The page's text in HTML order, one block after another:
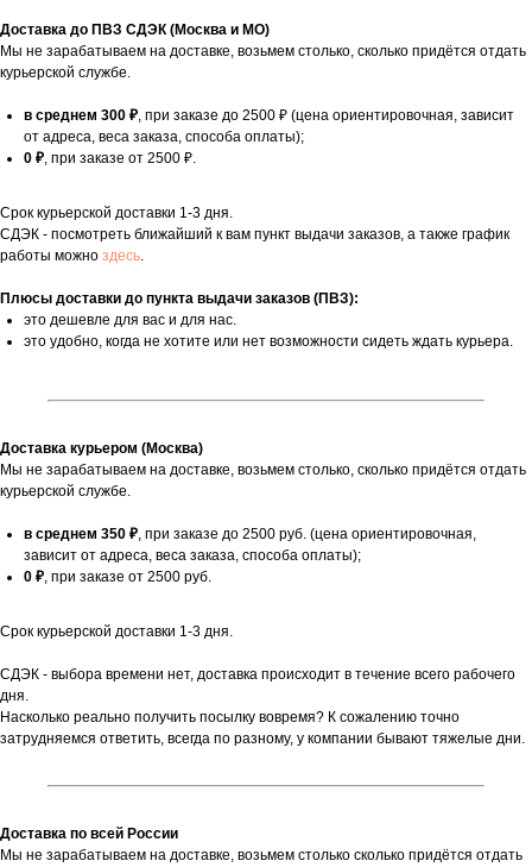
Доставка до ПВЗ СДЭК (Москва и МО)
Мы не зарабатываем на доставке, возьмем столько, сколько придётся отдать
курьерской службе.
в среднем 300 ₽, при заказе до 2500 ₽ (цена ориентировочная, зависит
от адреса, веса заказа, способа оплаты);
0 ₽, при заказе от 2500 ₽.
Срок курьерской доставки 1-3 дня.
СДЭК - посмотреть ближайший к вам пункт выдачи заказов, а также график
работы можно здесь.
Плюсы доставки до пункта выдачи заказов (ПВЗ):
это дешевле для вас и для нас.
это удобно, когда не хотите или нет возможности сидеть ждать курьера.
Доставка курьером (Москва)
Мы не зарабатываем на доставке, возьмем столько, сколько придётся отдать
курьерской службе.
в среднем 350 ₽, при заказе до 2500 руб. (цена ориентировочная,
зависит от адреса, веса заказа, способа оплаты);
0 ₽, при заказе от 2500 руб.
Срок курьерской доставки 1-3 дня.
СДЭК - выбора времени нет, доставка происходит в течение всего рабочего
дня.
Насколько реально получить посылку вовремя? К сожалению точно
затрудняемся ответить, всегда по разному, у компании бывают тяжелые дни.
Доставка по всей России
Мы не зарабатываем на доставке, возьмем столько сколько придётся отдать